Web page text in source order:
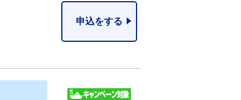
申込をする